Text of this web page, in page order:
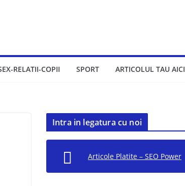
RELATII-COPII SPORT ARTICOLUL TAU AICI
Intra in legatura cu noi
Articole Platite – SEO Power